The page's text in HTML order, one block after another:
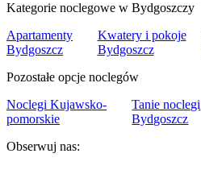
Kategorie noclegowe w Bydgoszczy
Apartamenty
Bydgoszcz
Kwatery i pokoje
Bydgoszcz
Pozostałe opcje noclegów
Noclegi Kujawsko-
pomorskie
Tanie noclegi
Bydgoszcz
Obserwuj nas: